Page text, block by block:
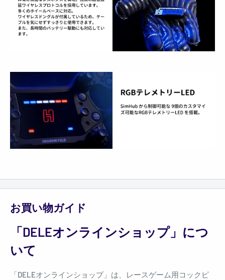
お買い物ガイド
「DELEオンラインショップ」につ
いて
「DELEオンラインショップ」は、
レースゲーム用コックピ